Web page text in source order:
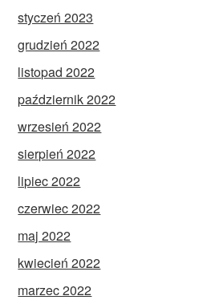
styczeń 2023
grudzień 2022
listopad 2022
październik 2022
wrzesień 2022
sierpień 2022
lipiec 2022
czerwiec 2022
maj 2022
kwiecień 2022
marzec 2022